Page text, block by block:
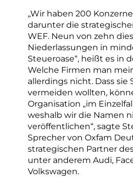
„Wir haben 200
darunter die
WEF. Neun von zehn
Niederlassungen in
Steueroase“, heißt es in
Welche Firmen man
allerdings nicht. Dass sie
vermeiden wollten,
Organisation „im
weshalb wir die Namen
veröffentlichen“, sagte
Sprecher von Oxfam
strategischen Partner
unter anderem Audi,
Volkswagen.